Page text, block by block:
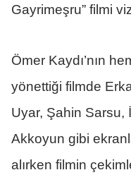
Gayrimeşru” filmi
Ömer Kaydı’nın
yönettiği filmde
Uyar, Şahin Sarsu,
Akkoyun gibi
alırken filmin